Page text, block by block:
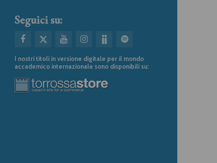
Seguici su:
I nostri titoli in versione digitale per il mondo
accademico internazionale sono disponibili su: